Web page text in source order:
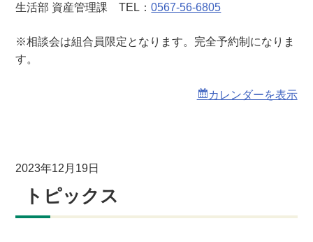
生活部 資産管理課 TEL：0567-56-6805
※相談会は組合員限定となります。完全予約制になりま
す。
カレンダーを表示
2023年12月19日
トピックス